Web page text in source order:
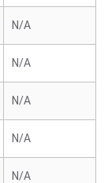
N/A
N/A
N/A
N/A
N/A